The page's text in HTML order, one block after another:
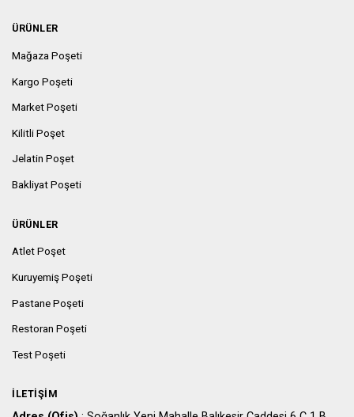
ÜRÜNLER
Mağaza Poşeti
Kargo Poşeti
Market Poşeti
Kilitli Poşet
Jelatin Poşet
Bakliyat Poşeti
ÜRÜNLER
Atlet Poşet
Kuruyemiş Poşeti
Pastane Poşeti
Restoran Poşeti
Test Poşeti
İLETIŞIM